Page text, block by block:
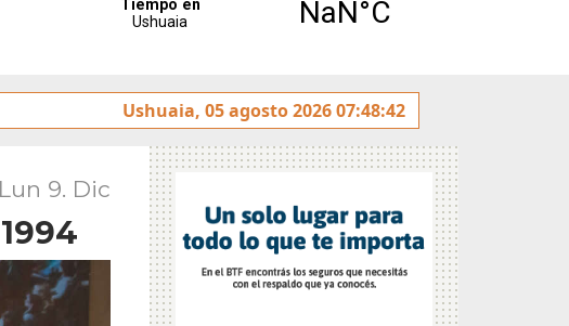
"Jugando a derribar barreras" para promover la accesibilidad
Ushuaia, 05 agosto 2026 07:48:42
Lun 9. Dic